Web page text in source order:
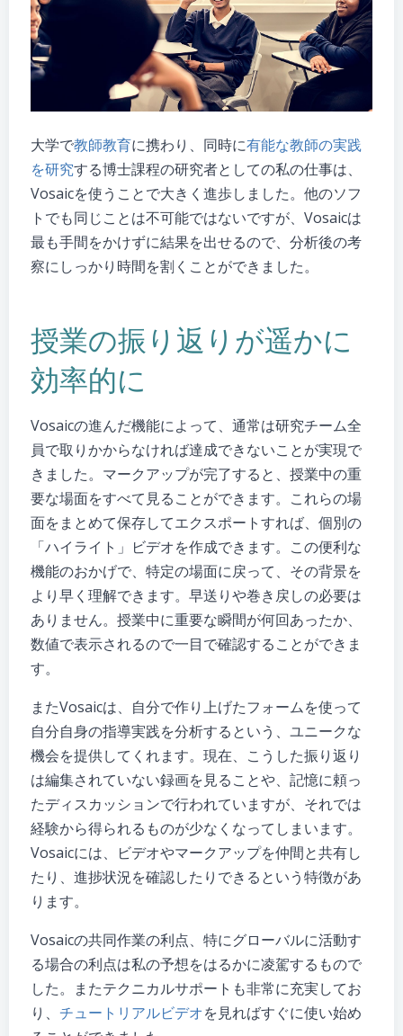
大学で教師教育に携わり、同時に有能な教師の実践
を研究する博士課程の研究者としての私の仕事は、
Vosaicを使うことで大きく進歩しました。他のソフ
トでも同じことは不可能ではないですが、Vosaicは
最も手間をかけずに結果を出せるので、分析後の考
察にしっかり時間を割くことができました。
授業の振り返りが遥かに
効率的に
Vosaicの進んだ機能によって、通常は研究チーム全
員で取りかからなければ達成できないことが実現で
きました。マークアップが完了すると、授業中の重
要な場面をすべて見ることができます。これらの場
面をまとめて保存してエクスポートすれば、個別の
「ハイライト」ビデオを作成できます。この便利な
機能のおかげで、特定の場面に戻って、その背景を
より早く理解できます。早送りや巻き戻しの必要は
ありません。授業中に重要な瞬間が何回あったか、
数値で表示されるので一目で確認することができま
す。
またVosaicは、自分で作り上げたフォームを使って
自分自身の指導実践を分析するという、ユニークな
機会を提供してくれます。現在、こうした振り返り
は編集されていない録画を見ることや、記憶に頼っ
たディスカッションで行われていますが、それでは
経験から得られるものが少なくなってしまいます。
Vosaicには、ビデオやマークアップを仲間と共有し
たり、進捗状況を確認したりできるという特徴があ
ります。
Vosaicの共同作業の利点、特にグローバルに活動す
る場合の利点は私の予想をはるかに凌駕するもので
した。またテクニカルサポートも非常に充実してお
り、 チュートリアルビデオを見ればすぐに使い始め